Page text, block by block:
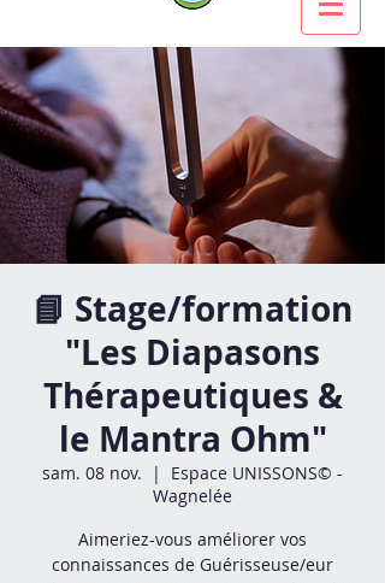
📘 Stage/formation
"Les Diapasons
Thérapeutiques &
le Mantra Ohm"
sam. 08 nov.
  |
Espace UNISSONS© -
Wagnelée
Aimeriez-vous améliorer vos
connaissances de Guérisseuse/eur